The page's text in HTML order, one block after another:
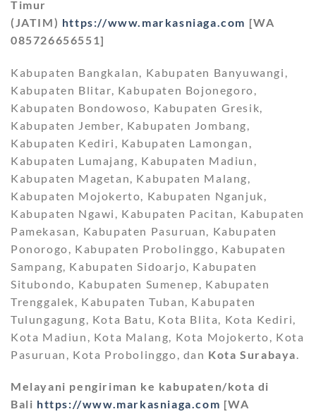
Timur
(JATIM) https://www.markasniaga.com [WA
085726656551]
Kabupaten Bangkalan, Kabupaten Banyuwangi,
Kabupaten Blitar, Kabupaten Bojonegoro,
Kabupaten Bondowoso, Kabupaten Gresik,
Kabupaten Jember, Kabupaten Jombang,
Kabupaten Kediri, Kabupaten Lamongan,
Kabupaten Lumajang, Kabupaten Madiun,
Kabupaten Magetan, Kabupaten Malang,
Kabupaten Mojokerto, Kabupaten Nganjuk,
Kabupaten Ngawi, Kabupaten Pacitan, Kabupaten
Pamekasan, Kabupaten Pasuruan, Kabupaten
Ponorogo, Kabupaten Probolinggo, Kabupaten
Sampang, Kabupaten Sidoarjo, Kabupaten
Situbondo, Kabupaten Sumenep, Kabupaten
Trenggalek, Kabupaten Tuban, Kabupaten
Tulungagung, Kota Batu, Kota Blita, Kota Kediri,
Kota Madiun, Kota Malang, Kota Mojokerto, Kota
Pasuruan, Kota Probolinggo, dan Kota Surabaya
Melayani pengiriman ke kabupaten/kota di
Bali https://www.markasniaga.com [WA